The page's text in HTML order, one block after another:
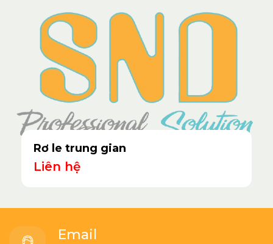
Rơ le trung gian
Liên hệ
Email